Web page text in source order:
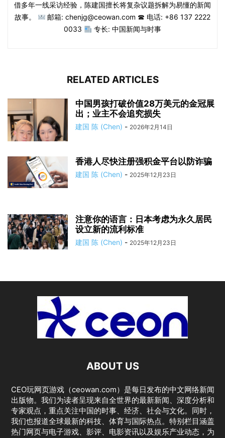
借多年一线采访经验，陈建国擅长将复杂议题拆解为易懂的新闻
故事。
邮箱: chenjg@ceowan.com ☎ 电话: +86 137 2222
0033
专长: 中国新闻与时事
RELATED ARTICLES
中国男孩打破价值28万美元的金冠展
出；业主不会追究损失
建国 陈 (Chen) - 2026年2月14日
香港人尽快注册强积金平台以防诈骗
建国 陈 (Chen) - 2025年12月23日
注意你的语言：日本考虑为永久居民
设立新的流利标准
建国 陈 (Chen) - 2025年12月23日
ABOUT US
CEO玩网页游戏（ceowan.com）是每日发布的中文网络新闻
出版物。我们为读者呈现来自全世界的最新新闻、深度分析和
专家观点，重点关注中国的时事、经济、社会与文化。同时，
我们也报道全球最新的科技、体育与国际热点。特别栏目涵盖
热门网页与电子游戏、影评、电影资讯以及娱乐产业动态，为